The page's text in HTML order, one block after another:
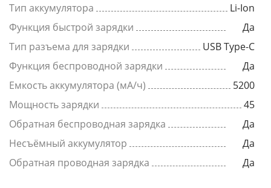
Тип аккумулятора
Li-Ion
Функция быстрой зарядки
Да
Тип разъема для зарядки
USB Type-C
Функция беспроводной зарядки
Да
Емкость аккумулятора (мА/ч)
5200
Мощность зарядки
45
Обратная беспроводная зарядка
Да
Несъёмный аккумулятор
Да
Обратная проводная зарядка
Да